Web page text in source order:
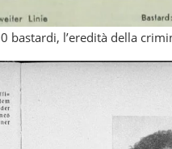
l’eredità della